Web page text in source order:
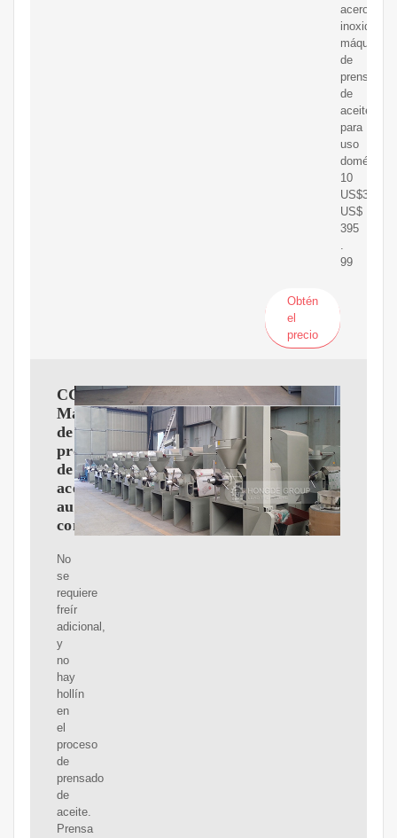
acero
inoxidable,
máquina
de
prensado
de
aceite
para
uso
doméstico
10
US$395.99
US$
395
99
Obtén
el
precio
CGOLDENWALL
Máquina
de
prensa
de
aceite
automática
comercial
No
se
requiere
freír
adicional,
y
no
hay
hollín
en
el
proceso
de
prensado
de
aceite.
Prensa